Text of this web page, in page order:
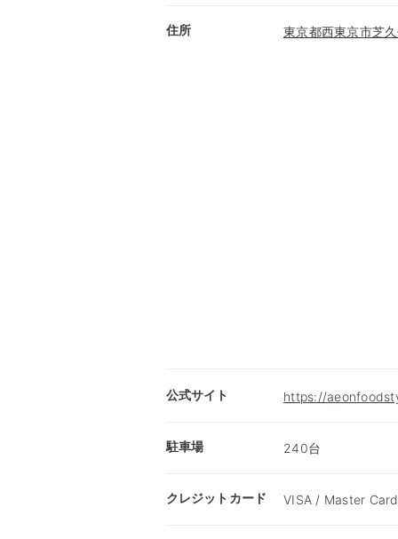
住所 東京都西東京市芝
公式サイト https://
駐車場 240台
クレジットカード VISA / Master